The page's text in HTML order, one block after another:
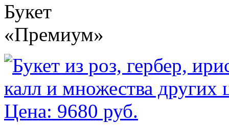
Букет
«Премиум»